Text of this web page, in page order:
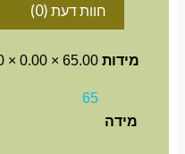
חוות דעת (0)
מידות 65.00 × 0.00 × 0.00 סנטימטרים
מידה